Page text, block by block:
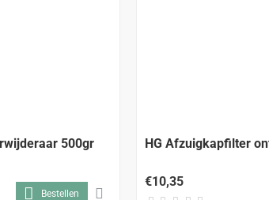
500gr
Bestellen
HG Afzuigkapfilter
€10,35